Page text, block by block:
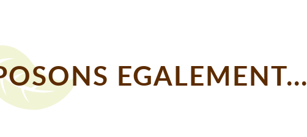
EGALEMENT...